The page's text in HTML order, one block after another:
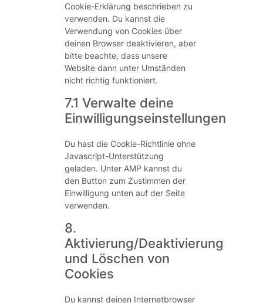
Cookie-Erklärung beschrieben zu
verwenden. Du kannst die
Verwendung von Cookies über
deinen Browser deaktivieren, aber
bitte beachte, dass unsere
Website dann unter Umständen
nicht richtig funktioniert.
7.1 Verwalte deine
Einwilligungseinstellungen
Du hast die Cookie-Richtlinie ohne
Javascript-Unterstützung
geladen. Unter AMP kannst du
den Button zum Zustimmen der
Einwilligung unten auf der Seite
verwenden.
8.
Aktivierung/Deaktivierung
und Löschen von
Cookies
Du kannst deinen Internetbrowser